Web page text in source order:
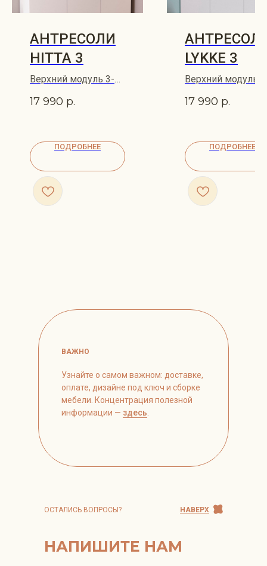
АНТРЕСОЛИ
HITTA 3
Верхний модуль 3-
HITTA 149х60
17 990 р.
ПОДРОБНЕЕ
LYKKE 3
Верхний модуль
LYKKE 149х60
17 990 р.
ПОДРОБНЕЕ
НАПИШИТЕ НАМ
ОСТАЛИСЬ ВОПРОСЫ? НАВЕРХ
ВАЖНО
Узнайте о самом важном: доставке,
оплате, дизайне под ключ и сборке
мебели. Концентрация полезной
информации — здесь